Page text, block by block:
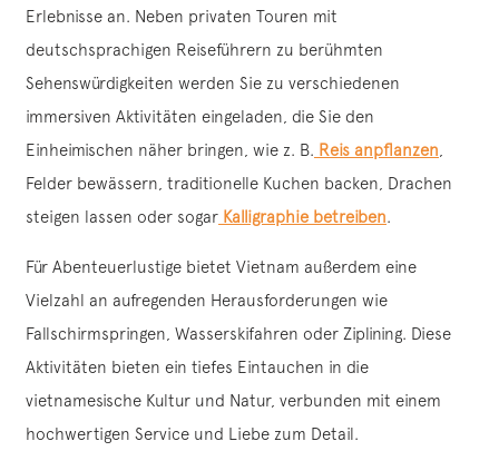
Erlebnisse an. Neben privaten Touren mit
deutschsprachigen Reiseführern zu berühmten
Sehenswürdigkeiten werden Sie zu verschiedenen
immersiven Aktivitäten eingeladen, die Sie den
Einheimischen näher bringen, wie z. B. Reis anpflanzen
Felder bewässern, traditionelle Kuchen backen, Drachen
steigen lassen oder sogar Kalligraphie betreiben.
Für Abenteuerlustige bietet Vietnam außerdem eine
Vielzahl an aufregenden Herausforderungen wie
Fallschirmspringen, Wasserskifahren oder Ziplining. Diese
Aktivitäten bieten ein tiefes Eintauchen in die
vietnamesische Kultur und Natur, verbunden mit einem
hochwertigen Service und Liebe zum Detail.